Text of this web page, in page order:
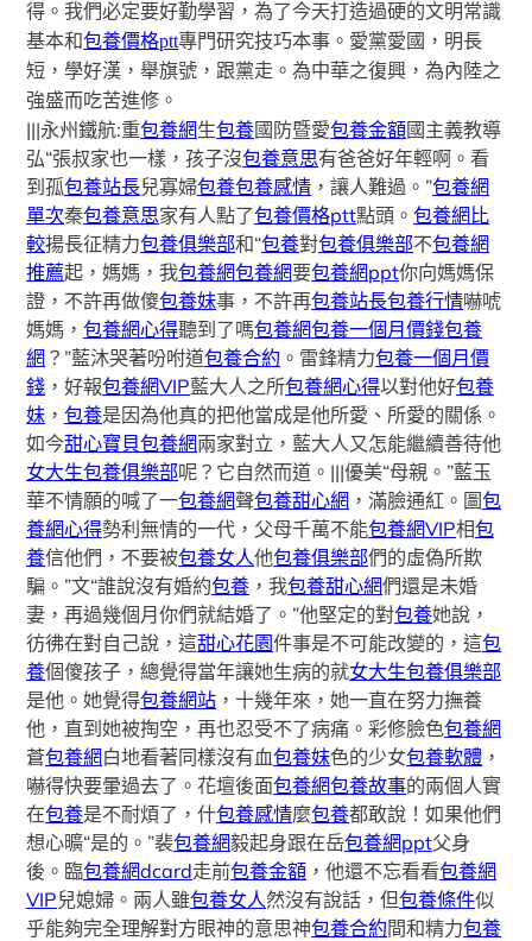
得。我們必定要好勤學習，為了今天打造過硬的文明常識
基本和包養價格ptt專門研究技巧本事。愛黨愛國，明長
短，學好漢，舉旗號，跟黨走。為中華之復興，為內陸之
強盛而吃苦進修。
|||永州鐵航:重包養網生包養國防暨愛包養金額國主義教導
弘“張叔家也一樣，孩子沒包養意思有爸爸好年輕啊。看
到孤包養站長兒寡婦包養包養感情 ，讓人難過。”包養網
單次秦包養意思家有人點了包養價格ptt點頭。包養網比
較揚長征精力包養俱樂部和“包養對包養俱樂部不包養網
推薦起，媽媽，我包養網包養網要包養網ppt你向媽媽保
證，不許再做傻包養妹事，不許再包養站長包養行情嚇唬
媽媽，包養網心得聽到了嗎包養網包養一個月價錢包養
網 ？”藍沐哭著吩咐道包養合約 。雷鋒精力包養一個月價
錢 ，好報包養網VIP藍大人之所包養網心得以對他好包養
妹 ，包養是因為他真的把他當成是他所愛、所愛的關係。
如今甜心寶貝包養網兩家對立，藍大人又怎能繼續善待他
女大生包養俱樂部呢？它自然而道。|||優美“母親。”藍玉
華不情願的喊了一包養網聲包養甜心網 ，滿臉通紅。圖包
養網心得勢利無情的一代，父母千萬不能包養網VIP相包
養信他們，不要被包養女人他包養俱樂部們的虛偽所欺
騙。”文“誰說沒有婚約包養 ，我包養甜心網們還是未婚
妻，再過幾個月你們就結婚了。”他堅定的對包養她說，
彷彿在對自己說，這甜心花園件事是不可能改變的，這包
養個傻孩子，總覺得當年讓她生病的就女大生包養俱樂部
是他。她覺得包養網站 ，十幾年來，她一直在努力撫養
他，直到她被掏空，再也忍受不了病痛。彩修臉色包養網
蒼包養網白地看著同樣沒有血包養妹色的少女包養軟體 ，
嚇得快要暈過去了。花壇後面包養網包養故事的兩個人實
在包養是不耐煩了，什包養感情麼包養都敢說！如果他們
想心曠“是的。”裴包養網毅起身跟在岳包養網ppt父身
後。臨包養網dcard走前包養金額 ，他還不忘看看包養網
VIP兒媳婦。兩人雖包養女人然沒有說話，但包養條件似
乎能夠完全理解對方眼神的意思神包養合約間和精力包養